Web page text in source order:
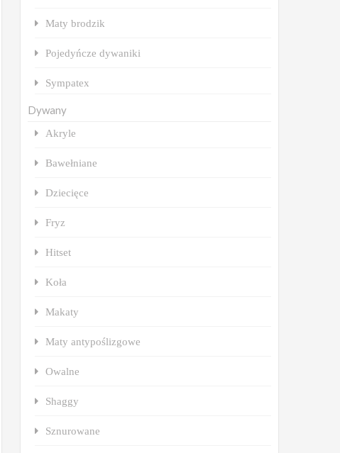
Maty brodzik
Pojedyńcze dywaniki
Sympatex
Dywany
Akryle
Bawełniane
Dziecięce
Fryz
Hitset
Koła
Makaty
Maty antypoślizgowe
Owalne
Shaggy
Sznurowane